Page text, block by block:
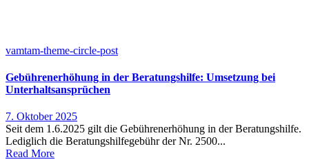
vamtam-theme-circle-post
Gebührenerhöhung in der Beratungshilfe: Umsetzung bei
Unterhaltsansprüchen
7. Oktober 2025
Seit dem 1.6.2025 gilt die Gebührenerhöhung in der Beratungshilfe.
Lediglich die Beratungshilfegebühr der Nr. 2500...
Read More